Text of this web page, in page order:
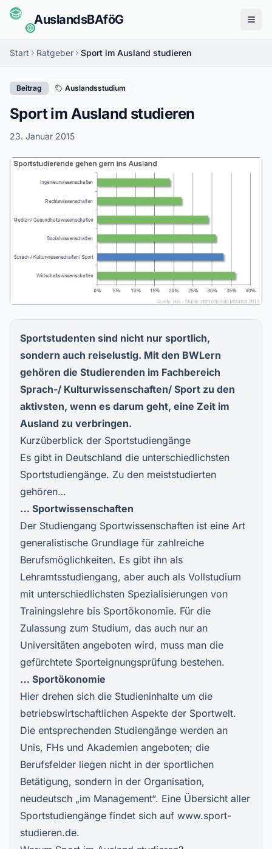
AuslandsBAföG
Start Ratgeber Sport im Ausland studieren
Beitrag Auslandsstudium
Sport im Ausland studieren
23. Januar 2015
Sportstudenten sind nicht nur sportlich,
sondern auch reiselustig. Mit den BWLern
gehören die Studierenden im Fachbereich
Sprach-/ Kulturwissenschaften/ Sport zu den
aktivsten, wenn es darum geht, eine Zeit im
Ausland zu verbringen.
Kurzüberblick der Sportstudiengänge
Es gibt in Deutschland die unterschiedlichsten
Sportstudiengänge. Zu den meiststudierten
gehören…
… Sportwissenschaften
Der Studiengang Sportwissenschaften ist eine Art
generalistische Grundlage für zahlreiche
Berufsmöglichkeiten. Es gibt ihn als
Lehramtsstudiengang, aber auch als Vollstudium
mit unterschiedlichsten Spezialisierungen von
Trainingslehre bis Sportökonomie. Für die
Zulassung zum Studium, das auch nur an
Universitäten angeboten wird, muss man die
gefürchtete Sporteignungsprüfung bestehen.
… Sportökonomie
Hier drehen sich die Studieninhalte um die
betriebswirtschaftlichen Aspekte der Sportwelt.
Die entsprechenden Studiengänge werden an
Unis, FHs und Akademien angeboten; die
Berufsfelder liegen nicht in der sportlichen
Betätigung, sondern in der Organisation,
neudeutsch „im Management“. Eine Übersicht aller
Sportstudiengänge findet sich auf www.sport-
studieren.de.